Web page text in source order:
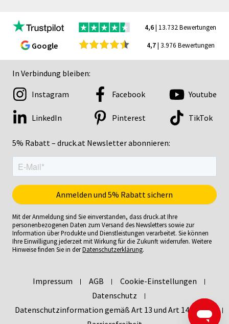
4,6| 13.732 Bewertungen
Google 4,7| 3.976 Bewertungen
In Verbindung bleiben:
5% Rabatt – druck.at Newsletter abonnieren:
Instagram Facebook Youtube
LinkedIn Pinterest TikTok
Mit der Anmeldung sind Sie einverstanden, dass druck.at Ihre
personenbezogenen Daten zum Versand des Newsletters sowie zur
Information über Produkte und Dienstleistungen verarbeitet. Sie können
Ihre Einwilligung jederzeit mit Wirkung für die Zukunft widerrufen. Weitere
Hinweise finden Sie in derDatenschutzerklärung.
Impressum AGB
Cookie-Einstellungen
Datenschutz
Datenschutzinformation gemäß Art 13 und Art 14 DSGVO